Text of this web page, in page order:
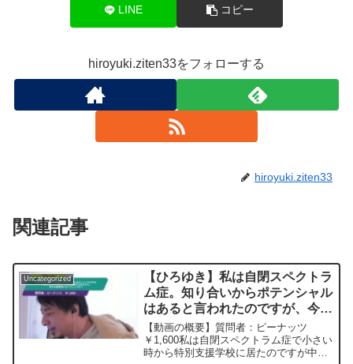
LINE コピー
hiroyuki.ziten33をフォローする
hiroyuki.ziten33
関連記事
Uncategorized
【ひろゆき】私は自閉スペクトラ
ム症。知り合いからポテンシャル
はあると言われたのですが、今だ
に自信が付きません。何かお言葉
頂けないでしょうか？ー ひろゆ
き切り抜き 20250505
【動画の概要】質問者：ピーナッツ
￥1,600私は自閉スペクトラム症で小さい
時から特別支援学校に居たのですが中学